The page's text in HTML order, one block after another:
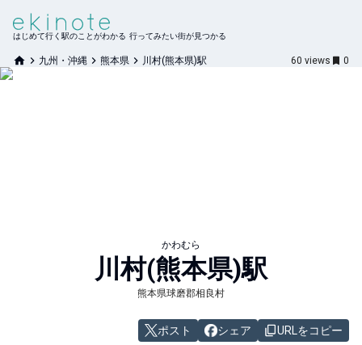
はじめて行く駅のことがわかる 行ってみたい街が見つかる
九州・沖縄 熊本県 川村(熊本県)駅 60 views 0
かわむら
川村(熊本県)駅
熊本県球磨郡相良村
ポスト シェア URLをコピー